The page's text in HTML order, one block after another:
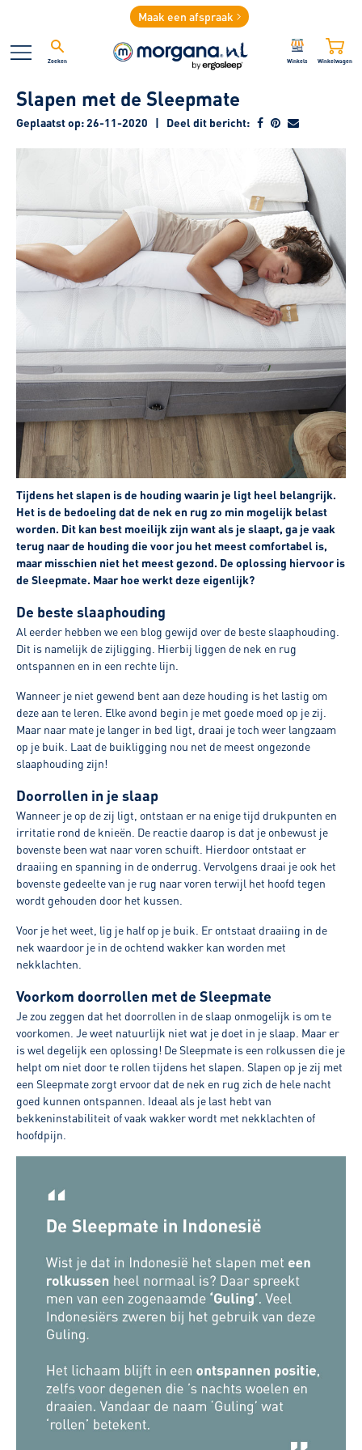
Maak een afspraak
Zoeken Winkels Winkelwagen
Slapen met de Sleepmate
Geplaatst op: 26-11-2020 | Deel dit bericht:
Tijdens het slapen is de houding waarin je ligt heel belangrijk.
Het is de bedoeling dat de nek en rug zo min mogelijk belast
worden. Dit kan best moeilijk zijn want als je slaapt, ga je vaak
terug naar de houding die voor jou het meest comfortabel is,
maar misschien niet het meest gezond. De oplossing hiervoor is
de Sleepmate. Maar hoe werkt deze eigenlijk?
De beste slaaphouding
Al eerder hebben we een blog gewijd over de beste slaaphouding.
Dit is namelijk de zijligging. Hierbij liggen de nek en rug
ontspannen en in een rechte lijn.
Wanneer je niet gewend bent aan deze houding is het lastig om
deze aan te leren. Elke avond begin je met goede moed op je zij.
Maar naar mate je langer in bed ligt, draai je toch weer langzaam
op je buik. Laat de buikligging nou net de meest ongezonde
slaaphouding zijn!
Doorrollen in je slaap
Wanneer je op de zij ligt, ontstaan er na enige tijd drukpunten en
irritatie rond de knieën. De reactie daarop is dat je onbewust je
bovenste been wat naar voren schuift. Hierdoor ontstaat er
draaiing en spanning in de onderrug. Vervolgens draai je ook het
bovenste gedeelte van je rug naar voren terwijl het hoofd tegen
wordt gehouden door het kussen.
Voor je het weet, lig je half op je buik. Er ontstaat draaiing in de
nek waardoor je in de ochtend wakker kan worden met
nekklachten.
Voorkom doorrollen met de Sleepmate
Je zou zeggen dat het doorrollen in de slaap onmogelijk is om te
voorkomen. Je weet natuurlijk niet wat je doet in je slaap. Maar er
is wel degelijk een oplossing! De Sleepmate is een rolkussen die je
helpt om niet door te rollen tijdens het slapen. Slapen op je zij met
een Sleepmate zorgt ervoor dat de nek en rug zich de hele nacht
goed kunnen ontspannen. Ideaal als je last hebt van
bekkeninstabiliteit of vaak wakker wordt met nekklachten of
hoofdpijn.